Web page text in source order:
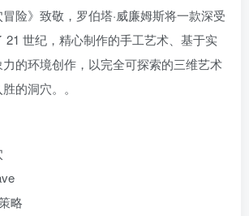
险》致敬，罗伯塔·威廉姆斯将一款深受
21 世纪，精心制作的手工艺术、基于实
的环境创作，以完全可探索的三维艺术
的洞穴。。
略